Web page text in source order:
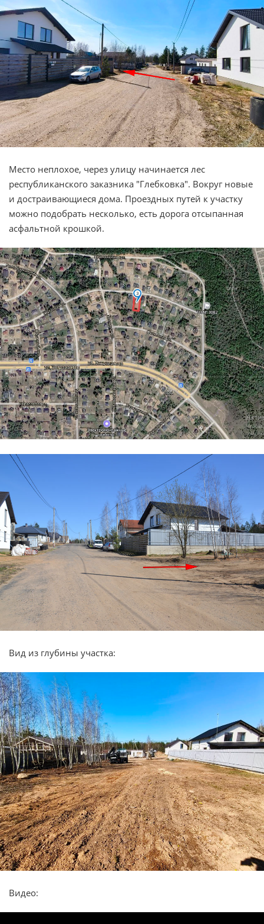
Место неплохое, через улицу начинается лес
республиканского заказника "Глебковка". Вокруг новые
и достраивающиеся дома. Проездных путей к участку
можно подобрать несколько, есть дорога отсыпанная
асфальтной крошкой.
Вид из глубины участка:
Видео: